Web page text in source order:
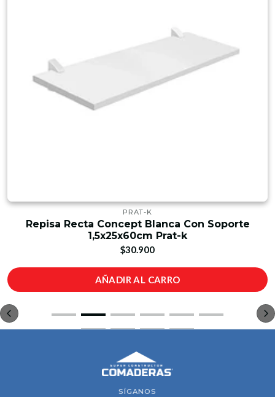
PRAT-K
Repisa Recta Concept Blanca Con Soporte
1,5x25x60cm Prat-k
$30.900
AÑADIR AL CARRO
SÍGANOS